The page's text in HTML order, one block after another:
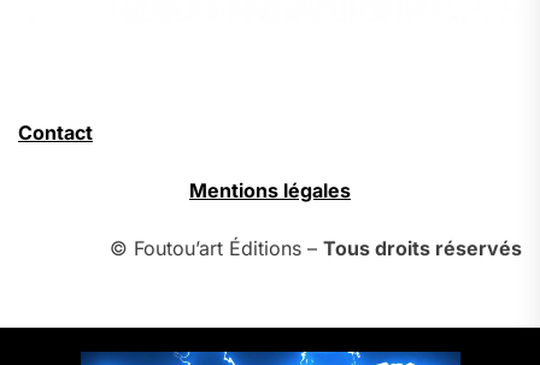
Contact
Mentions légales
© Foutou’art Éditions – Tous droits réservés